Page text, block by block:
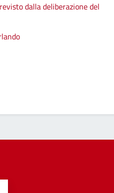
dalla deliberazione del